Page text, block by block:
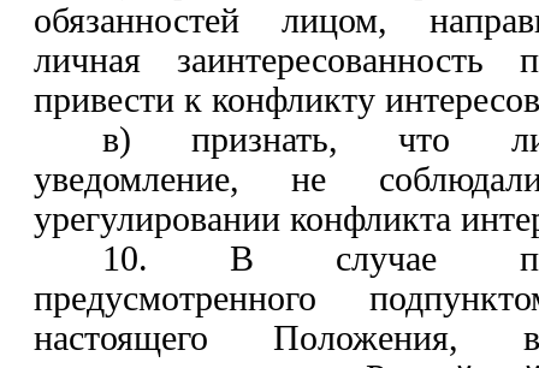
обязанностей лицом,
личная
привести к конфликту
в) признать, что
уведомление, не
урегулировании конфликта
10. В случае
предусмотренного
настоящего Положения,